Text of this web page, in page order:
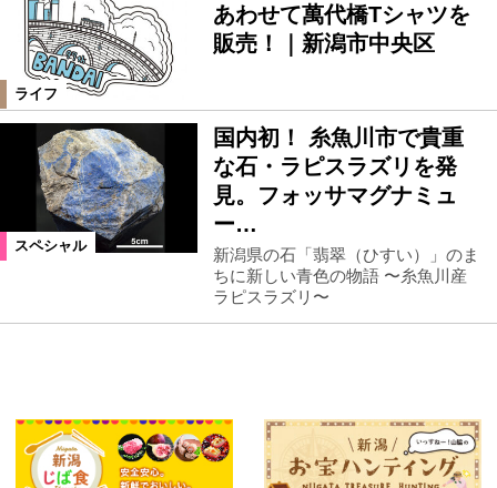
ライフ
あわせて萬代橋Tシャツを
販売！｜新潟市中央区
スペシャル
国内初！ 糸魚川市で貴重
な石・ラピスラズリを発
見。フォッサマグナミュ
ー…
新潟県の石「翡翠（ひすい）」のま
ちに新しい青色の物語 〜糸魚川産
ラピスラズリ〜